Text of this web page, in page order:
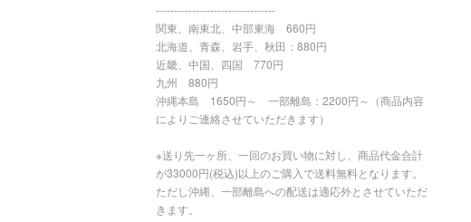
---------------------------------
関東、南東北、中部東海 660円
北海道、青森、岩手、秋田：880円
近畿、中国、四国 770円
九州 880円
沖縄本島 1650円～ 一部離島：2200円～（商品内容
によりご連絡させていただきます）
※送り先一ヶ所、一回のお買い物に対し、商品代金合計
が33000円(税込)以上のご購入で送料無料となります。
ただし沖縄、一部離島への配送は適応外とさせていただ
きます。